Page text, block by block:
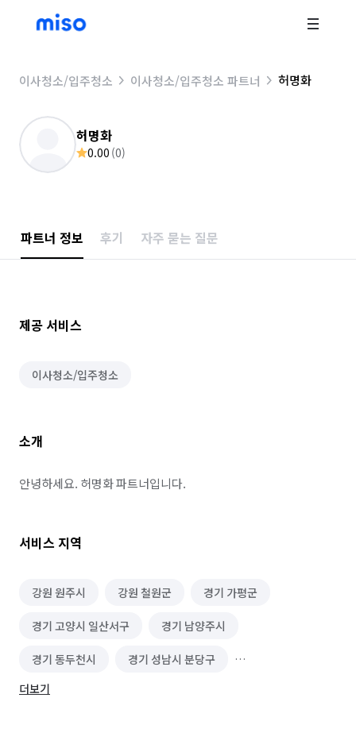
이사청소/입주청소 이사청소/입주청소 파트너 허명화
허명화
0.00 (0)
파트너 정보 후기 자주 묻는 질문
제공 서비스
이사청소/입주청소
소개
안녕하세요. 허명화 파트너입니다.
서비스 지역
강원 원주시 강원 철원군 경기 가평군
경기 고양시 일산서구 경기 남양주시
경기 동두천시 경기 성남시 분당구
경기 성남시 수정구
더보기